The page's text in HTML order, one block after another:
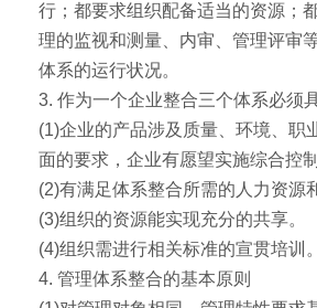
行；都要求组织配备适当的资源；
理的监视和测量、内审、管理评审
体系的运行状况。
3. 作为一个企业整合三个体系必须
(1)企业的产品涉及质量、环境、职
面的要求，企业有愿望实施综合控制
(2)有满足体系整合所需的人力资源
(3)组织的资源能实现充分的共享。
(4)组织需进行相关标准的宣贯培训。
4. 管理体系整合的基本原则